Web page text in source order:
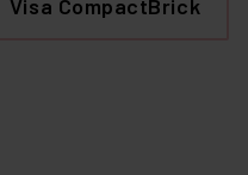
Visa CompactBrick